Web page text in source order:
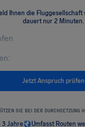
Ihnen die Fluggesellschaft
dauert nur 2 Minuten.
Jetzt Anspruch prüfen
SIE BEI DER DURCHSETZUNG
3 Jahre
Umfasst Routen